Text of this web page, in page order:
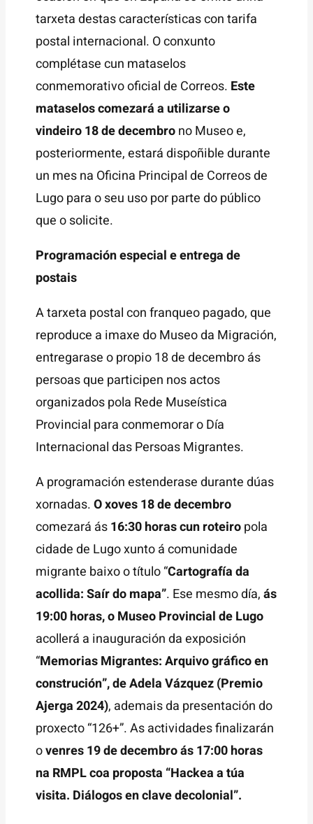
tarxeta destas características con tarifa
postal internacional. O conxunto
complétase cun mataselos
conmemorativo oficial de Correos. Este
mataselos comezará a utilizarse o
vindeiro 18 de decembrono Museo e,
posteriormente, estará dispoñible durante
un mes na Oficina Principal de Correos de
Lugo para o seu uso por parte do público
que o solicite.
Programación especial e entrega de
postais
A tarxeta postal con franqueo pagado, que
reproduce a imaxe do Museo da Migración,
entregarase o propio 18 de decembro ás
persoas que participen nos actos
organizados pola Rede Museística
Provincial para conmemorar o Día
Internacional das Persoas Migrantes.
A programación estenderase durante dúas
xornadas.O xoves 18 de decembro
comezará ás16:30 horas cun roteiropola
cidade de Lugo xunto á comunidade
migrante baixo o título “Cartografía da
acollida: Saír do mapa”. Ese mesmo día,ás
19:00 horas, o Museo Provincial de Lugo
acollerá a inauguración da exposición
“Memorias Migrantes: Arquivo gráfico en
construción”, de Adela Vázquez (Premio
Ajerga 2024), ademais da presentación do
proxecto “126+”. As actividades finalizarán
ovenres 19 de decembro ás 17:00 horas
na RMPL coa proposta “Hackea a túa
visita. Diálogos en clave decolonial”.